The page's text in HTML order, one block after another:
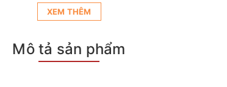
XEM THÊM
Mô tả sản phẩm